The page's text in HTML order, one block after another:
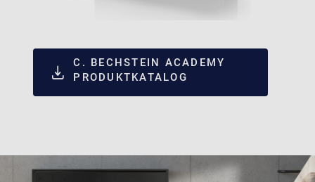
C. BECHSTEIN ACADEMY
PRODUKTKATALOG